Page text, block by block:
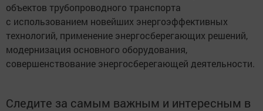
объектов трубопроводного транспорта
с использованием новейших энергоэффективных
технологий, применение энергосберегающих решений,
модернизация основного оборудования,
совершенствование энергосберегающей деятельности.
Следите за самым важным и интересным в